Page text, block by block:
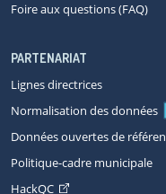
Foire aux questions (FAQ)
PARTENARIAT
Lignes directrices
Normalisation des données
Données ouvertes de
Politique-cadre municipale
HackQC